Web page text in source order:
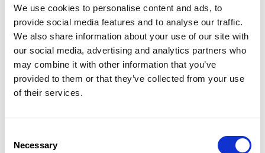
We use cookies to personalise content and ads, to
provide social media features and to analyse our traffic.
We also share information about your use of our site with
our social media, advertising and analytics partners who
may combine it with other information that you’ve
provided to them or that they’ve collected from your use
of their services.
Selection
Necessary
Voie supplémentaire d’accès aux diplômes, la
VAE permet de faire reconnaître des acquis
résultant des apprentissages formels, non
formels ou informels. Elle valorise les
individus et facilite la formation tout au long
de la vie.
La VAE concerne tous les publics, quels que
de manière rémunérée ou bénévole, en